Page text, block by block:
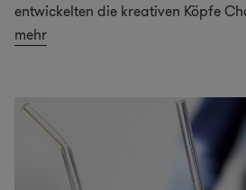
entwickelten die kreativen Köpfe
mehr